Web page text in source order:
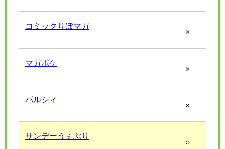
コミックりぼマガ
×
マガポケ
×
パルシィ
×
サンデーうぇぶり
○